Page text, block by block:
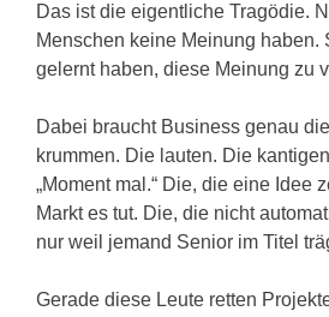
Das ist die eigentliche Tragödie.
Menschen keine Meinung haben.
gelernt haben, diese Meinung zu
Dabei braucht Business genau
krummen. Die lauten. Die
„Moment mal.“ Die, die eine Idee
Markt es tut. Die, die nicht
nur weil jemand Senior im Titel
Gerade diese Leute retten